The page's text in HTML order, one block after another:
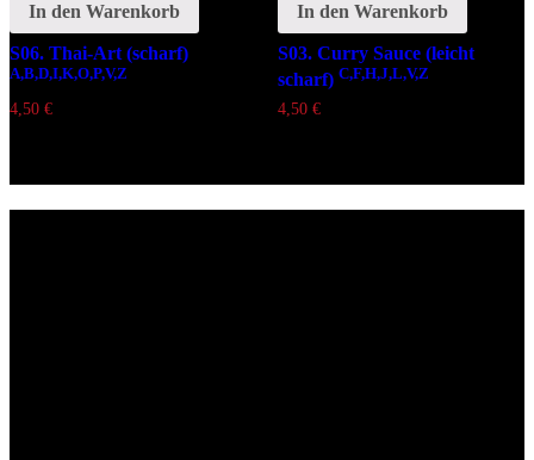
In den Warenkorb
S06. Thai-Art (scharf)
A,B,D,I,K,O,P,V,Z
4,50 €
In den Warenkorb
S03. Curry Sauce (leicht
scharf) C,F,H,J,L,V,Z
4,50 €